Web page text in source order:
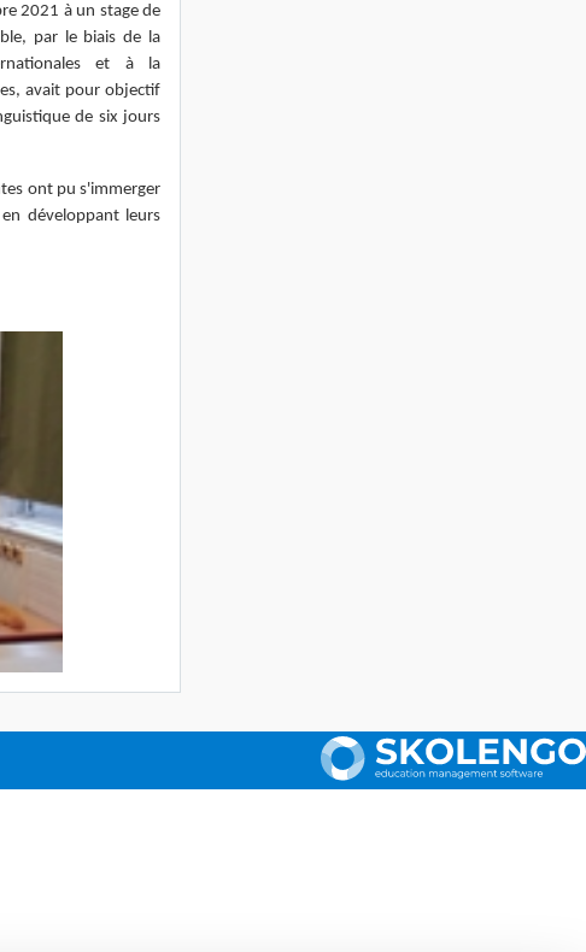
2021 à un stage de
par le biais de la
et à la
avait pour objectif
de six jours
ont pu s'immerger
développant leurs